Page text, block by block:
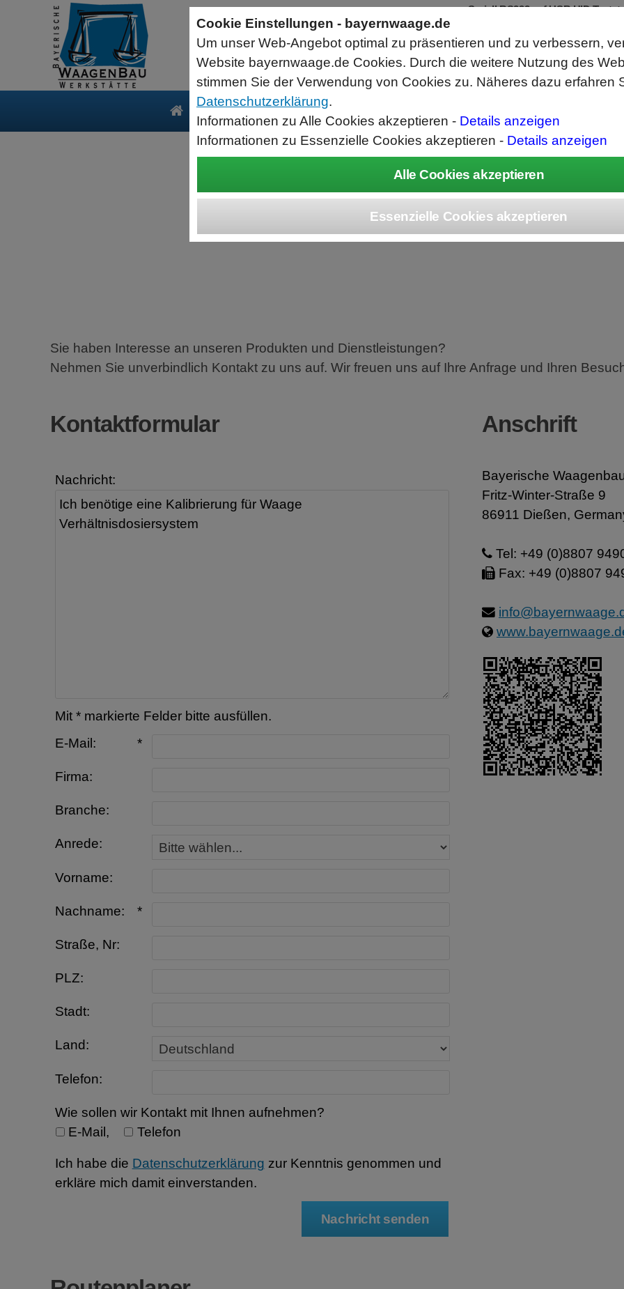
Kontakt
Sie haben Interesse an unseren Produkten und Dienstleistungen?
Nehmen Sie unverbindlich Kontakt zu uns auf. Wir freuen uns auf Ihre Anfrage und Ihren
Kontaktformular
Nachricht:
Mit * markierte Felder bitte ausfüllen.
E-Mail:
*
Firma:
Branche:
Anrede:
Vorname:
Nachname: *
Straße, Nr:
PLZ:
Stadt:
Land:
Telefon:
Wie sollen wir Kontakt mit Ihnen aufnehmen?
E-Mail , Telefon
Ich habe die Datenschutzerklärung zur Kenntnis genommen und
erkläre mich damit einverstanden.
Anschrift
Bayerische
Fritz-Winter-Straße 9
86911 Dießen,
Tel: +49 (0)8807
Fax: +49 (0)8807
Produkte Service
Sartorius Feuchtebestimmer MA35
jetzt zum Aktionspreis
Der MA35 ist das Einsteigermodell zur schnellen und
zuverlässigen Bestimmung der Materialfeuchte flüssiger, pastöser
und fester Substanzen mit dem Verfahren der Thermogravimetrie.
Wägebereich: 35 g, Ablesbarkeit: 1 mg
Seriell RS232 auf USB HID
RS232 Daten in Computer
Funktioniert wie eine USB Tastatur,
Verwendet Standard USB Tastatur
Datenbearbeitung vor Ausgabe
Cookie Einstellungen - bayernwaage.de
Um unser Web-Angebot optimal zu präsentieren und zu verbessern,
Website bayernwaage.de Cookies. Durch die weitere Nutzung des
stimmen Sie der Verwendung von Cookies zu. Näheres dazu erfahren
Datenschutzerklärung.
Informationen zu Alle Cookies akzeptieren - Details anzeigen
Informationen zu Essenzielle Cookies akzeptieren - Details anzeigen